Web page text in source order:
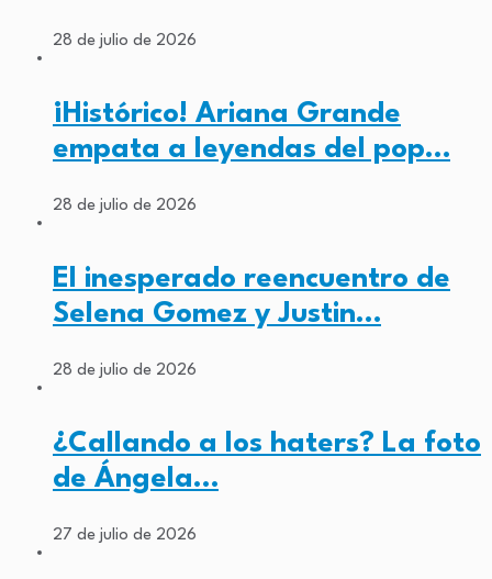
28 de julio de 2026
¡Histórico! Ariana Grande
empata a leyendas del pop…
28 de julio de 2026
El inesperado reencuentro de
Selena Gomez y Justin…
28 de julio de 2026
¿Callando a los haters? La foto
de Ángela…
27 de julio de 2026